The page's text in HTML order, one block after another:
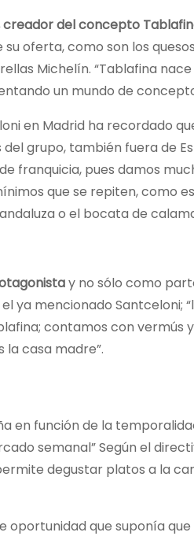
creador del concepto
oferta, como son los
Michelín. “Tablafina
un mundo de
en Madrid ha recordado
grupo, también fuera de
franquicia, pues damos
que se repiten, como
o el bocata de
y no sólo como
ya mencionado Santceloni;
contamos con vermús
la casa madre”.
en función de la
semanal” Según el
degustar platos a la
oportunidad que suponía